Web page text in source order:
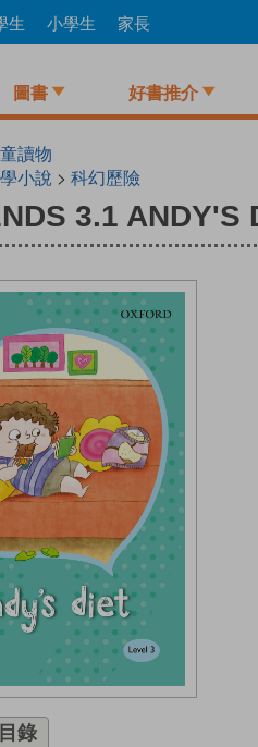
生 小學生 家長
圖書 好書推介
讀物
小說 > 科幻歷險
3.1 ANDY'S
錄